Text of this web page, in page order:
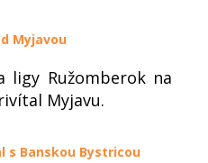
Myjavou
ligy Ružomberok na
Myjavu.
s Banskou Bystricou